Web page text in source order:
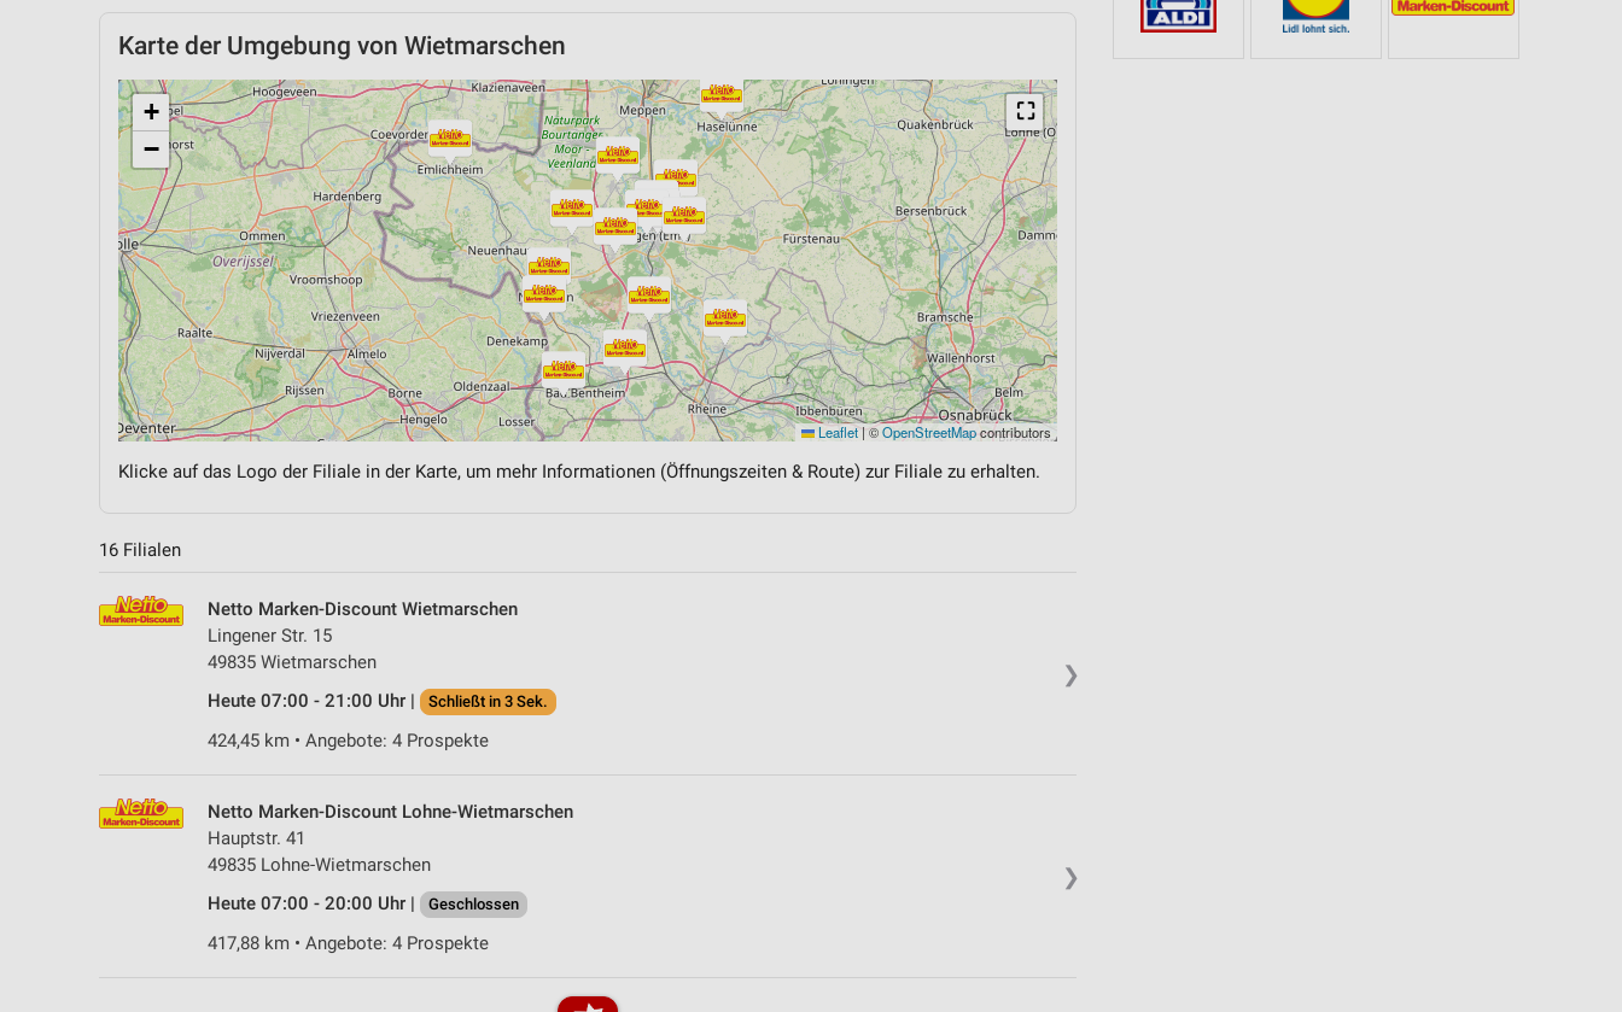
Karte der Umgebung von Wietmarschen
⛶
+
−
Leaflet | ©OpenStreetMapcontributors
Klicke auf das Logo der Filiale in der Karte, um mehr Informationen (Öffnungszeiten & Route) zur Filiale zu erhalten.
16 Filialen
❯
Netto Marken-Discount Wietmarschen
Lingener Str. 15
49835 Wietmarschen
Heute 07:00 - 21:00 Uhr |
Schließt in 3 Sek.
424,45 km • Angebote: 4 Prospekte
❯
Netto Marken-Discount Lohne-Wietmarschen
Hauptstr. 41
49835 Lohne-Wietmarschen
Heute 07:00 - 20:00 Uhr |
Geschlossen
417,88 km • Angebote: 4 Prospekte